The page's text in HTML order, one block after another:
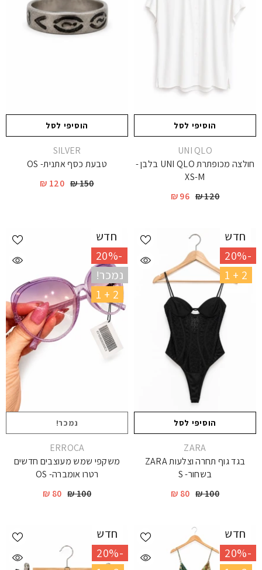
הוסיפי לסל
UNI QLO
חולצה מכופתרת UNI QLO בלבן -
XS-M
120 ₪
96 ₪
הוסיפי לסל
SILVER
טבעת כסף אתנית- OS
150 ₪
120 ₪
חדש
-20%
2 + 1
הוסיפי לסל
ZARA
בגד גוף תחרה וצלעות ZARA
בשחור- S
100 ₪
80 ₪
חדש
-20%
נמכר!
2 + 1
נמכר!
ERROCA
משקפי שמש מעוצבים חדשים
רטרו אומברה- OS
100 ₪
80 ₪
חדש
-20%
חדש
-20%